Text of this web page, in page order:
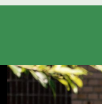
近日公開の作
COMING SOON